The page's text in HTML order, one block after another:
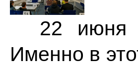
22 июня
Именно в